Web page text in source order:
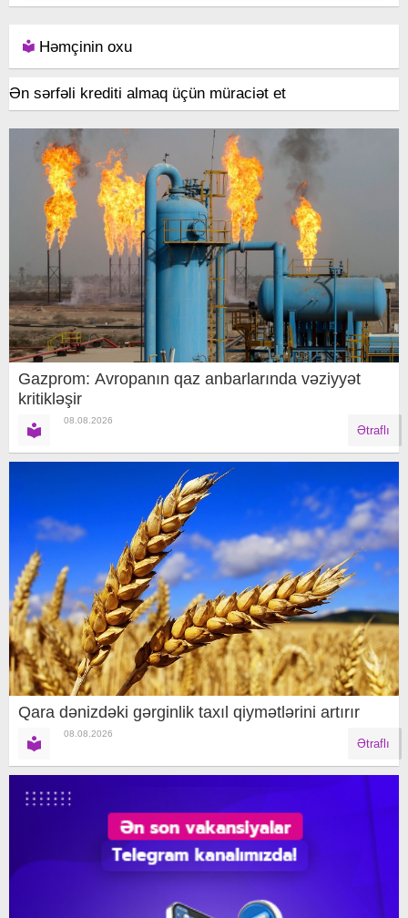
Həmçinin oxu
Ən sərfəli krediti almaq üçün müraciət et
Gazprom: Avropanın qaz anbarlarında vəziyyət
kritikləşir
08.08.2026
Ətraflı
Qara dənizdəki gərginlik taxıl qiymətlərini artırır
08.08.2026
Ətraflı